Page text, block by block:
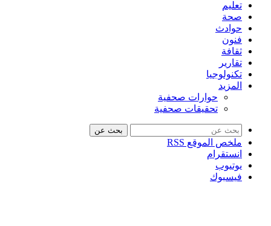
تعليم
صحة
حوادث
فنون
ثقافة
تقارير
تكنولوجيا
المزيد
حوارات صحفية
تحقيقات صحفية
بحث عن
ملخص الموقع RSS
انستقرام
يوتيوب
فيسبوك